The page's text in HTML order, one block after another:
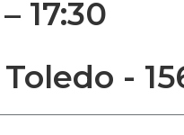
17:30
-